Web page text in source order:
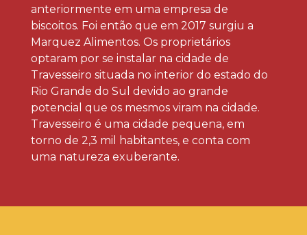
anteriormente em uma empresa de
biscoitos. Foi então que em 2017 surgiu a
Marquez Alimentos. Os proprietários
optaram por se instalar na cidade de
Travesseiro situada no interior do estado do
Rio Grande do Sul devido ao grande
potencial que os mesmos viram na cidade.
Travesseiro é uma cidade pequena, em
torno de 2,3 mil habitantes, e conta com
uma natureza exuberante.